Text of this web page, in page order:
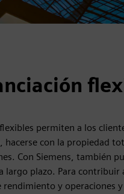
permiten a los
con la propiedad
Con Siemens, también
largo plazo. Para
rendimiento y